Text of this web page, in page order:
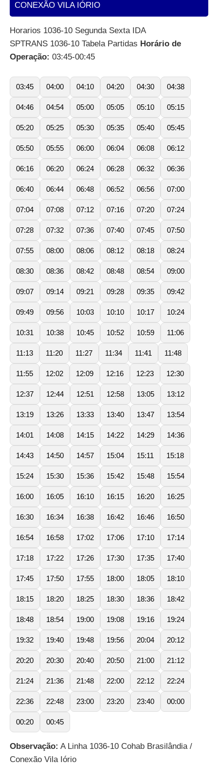
CONEXÃO VILA IÓRIO
Horarios 1036-10 Segunda Sexta IDA
SPTRANS 1036-10 Tabela Partidas Horário de
Operação: 03:45-00:45
03:45 04:00 04:10 04:20 04:30 04:38
04:46 04:54 05:00 05:05 05:10 05:15
05:20 05:25 05:30 05:35 05:40 05:45
05:50 05:55 06:00 06:04 06:08 06:12
06:16 06:20 06:24 06:28 06:32 06:36
06:40 06:44 06:48 06:52 06:56 07:00
07:04 07:08 07:12 07:16 07:20 07:24
07:28 07:32 07:36 07:40 07:45 07:50
07:55 08:00 08:06 08:12 08:18 08:24
08:30 08:36 08:42 08:48 08:54 09:00
09:07 09:14 09:21 09:28 09:35 09:42
09:49 09:56 10:03 10:10 10:17 10:24
10:31 10:38 10:45 10:52 10:59 11:06
11:13 11:20 11:27 11:34 11:41 11:48
11:55 12:02 12:09 12:16 12:23 12:30
12:37 12:44 12:51 12:58 13:05 13:12
13:19 13:26 13:33 13:40 13:47 13:54
14:01 14:08 14:15 14:22 14:29 14:36
14:43 14:50 14:57 15:04 15:11 15:18
15:24 15:30 15:36 15:42 15:48 15:54
16:00 16:05 16:10 16:15 16:20 16:25
16:30 16:34 16:38 16:42 16:46 16:50
16:54 16:58 17:02 17:06 17:10 17:14
17:18 17:22 17:26 17:30 17:35 17:40
17:45 17:50 17:55 18:00 18:05 18:10
18:15 18:20 18:25 18:30 18:36 18:42
18:48 18:54 19:00 19:08 19:16 19:24
19:32 19:40 19:48 19:56 20:04 20:12
20:20 20:30 20:40 20:50 21:00 21:12
21:24 21:36 21:48 22:00 22:12 22:24
22:36 22:48 23:00 23:20 23:40 00:00
00:20 00:45
Observação: A Linha 1036-10 Cohab Brasilândia /
Conexão Vila Iório